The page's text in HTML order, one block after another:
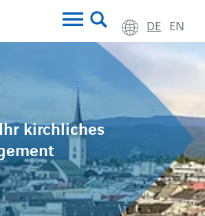
DE EN
kirchliches